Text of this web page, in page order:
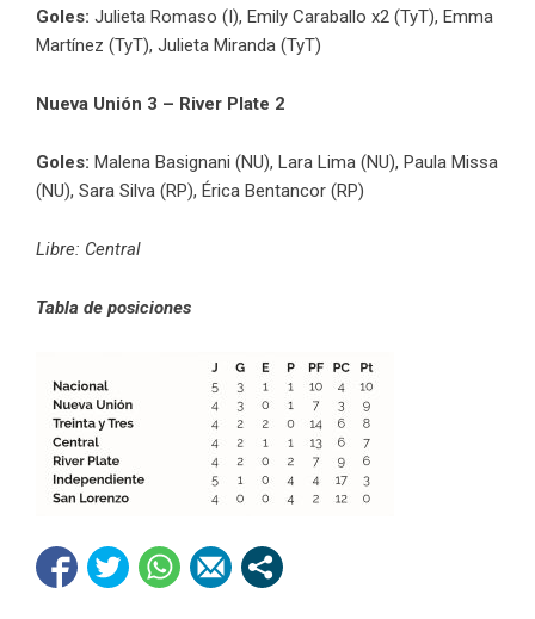
Goles: Julieta Romaso (I), Emily Caraballo x2 (TyT), Emma
Martínez (TyT), Julieta Miranda (TyT)
Nueva Unión 3 – River Plate 2
Goles: Malena Basignani (NU), Lara Lima (NU), Paula Missa
(NU), Sara Silva (RP), Érica Bentancor (RP)
Libre: Central
Tabla de posiciones